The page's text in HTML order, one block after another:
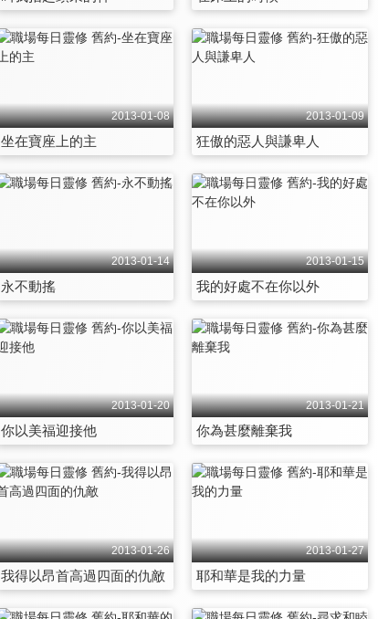
2013-01-08
坐在寶座上的主
2013-01-09
狂傲的惡人與謙卑人
2013-01-14
永不動搖
2013-01-15
我的好處不在你以外
2013-01-20
你以美福迎接他
2013-01-21
你為甚麼離棄我
2013-01-26
我得以昂首高過四面的仇敵
2013-01-27
耶和華是我的力量